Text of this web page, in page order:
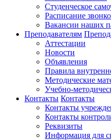
Студенческое
Расписание
Вакансии наших
Преподавателям
Аттестации
Новости
Объявления
Правила
Методические
Учебно-
Контакты Контакты
Контакты
Контакты
Реквизиты
Информация для